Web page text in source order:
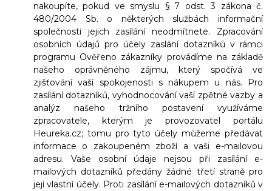
nakoupíte, pokud ve smyslu § 7 odst. 3 zákona č.
480/2004 Sb. o některých službách informační
společnosti jejich zasílání neodmítnete. Zpracování
osobních údajů pro účely zaslání dotazníků v rámci
programu Ověřeno zákazníky provádíme na základě
našeho oprávněného zájmu, který spočívá ve
zjišťování vaší spokojenosti s nákupem u nás. Pro
zasílání dotazníků, vyhodnocování vaší zpětné vazby a
analýz našeho tržního postavení využíváme
zpracovatele, kterým je provozovatel portálu
Heureka.cz; tomu pro tyto účely můžeme předávat
informace o zakoupeném zboží a vaši e-mailovou
adresu. Vaše osobní údaje nejsou při zasílání e-
mailových dotazníků předány žádné třetí straně pro
její vlastní účely. Proti zasílání e-mailových dotazníků v